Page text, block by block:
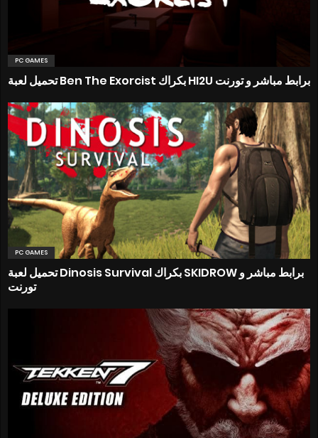
PC GAMES
تحميل لعبة Ben The Exorcist بكراك HI2U برابط مباشر و تورنت
PC GAMES
تحميل لعبة Dinosis Survival بكراك SKIDROW برابط مباشر و
تورنت